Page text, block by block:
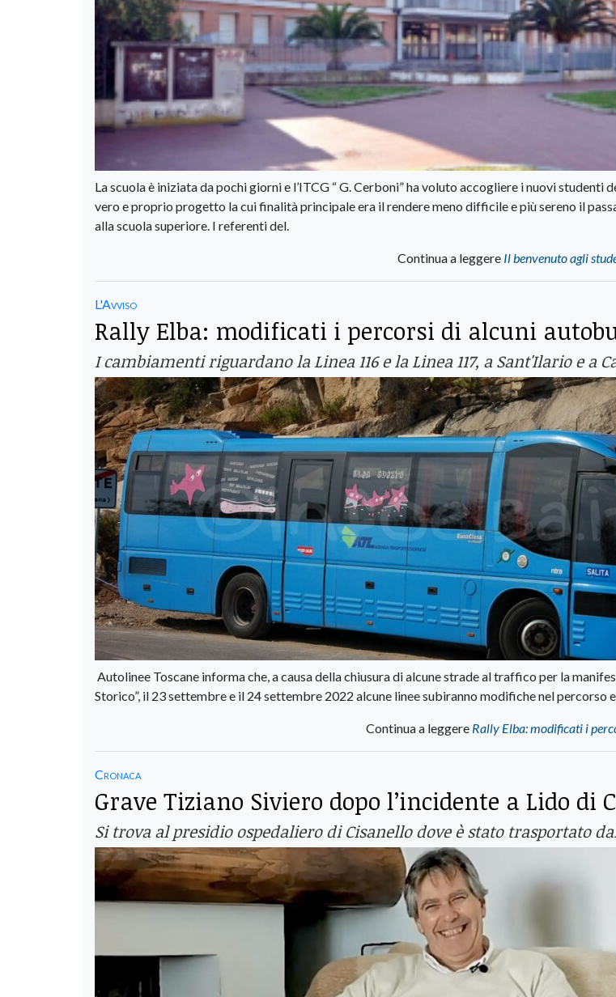
La scuola è iniziata da pochi giorni e l’ITCG “ G. Cerboni” ha voluto accogliere i nuovi studenti
vero e proprio progetto la cui finalità principale era il rendere meno difficile e più sereno il
alla scuola superiore. I referenti del.
Continua a leggere Il benvenuto agli
L'Avviso
Rally Elba: modificati i percorsi di alcuni
I cambiamenti riguardano la Linea 116 e la Linea 117, a Sant'Ilario e a
Autolinee Toscane informa che, a causa della chiusura di alcune strade al traffico per la
Storico”, il 23 settembre e il 24 settembre 2022 alcune linee subiranno modifiche nel percorso
Continua a leggere Rally Elba: modificati i
Cronaca
Grave Tiziano Siviero dopo l’incidente a Lido di
Si trova al presidio ospedaliero di Cisanello dove è stato trasportato